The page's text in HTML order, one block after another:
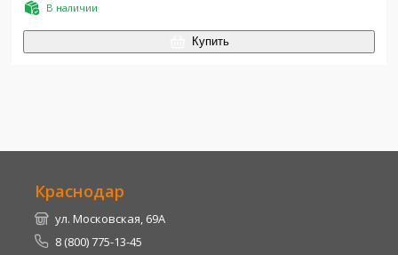
В наличии
Купить
Краснодар
ул. Московская, 69А
8 (800) 775-13-45